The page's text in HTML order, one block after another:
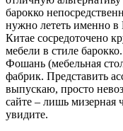
барокко
нужно лететь именно в
Китае сосредоточено
мебели в стиле
Фошань (мебельная
фабрик. Представить
выпускаю, просто
сайте – лишь мизерная
увидите.